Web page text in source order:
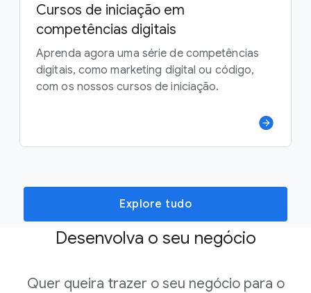
Cursos de iniciação em
competências digitais
Aprenda agora uma série de competências
digitais, como marketing digital ou código,
com os nossos cursos de iniciação.
Explore tudo
Desenvolva o seu negócio
Quer queira trazer o seu negócio para o